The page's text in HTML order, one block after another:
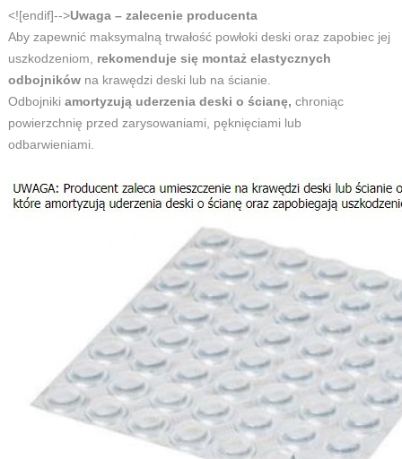
<![endif]-->Uwaga – zalecenie producenta
Aby zapewnić maksymalną trwałość powłoki deski oraz zapobiec jej
uszkodzeniom, rekomenduje się montaż elastycznych
odbojnikówna krawędzi deski lub na ścianie.
Odbojniki amortyzują uderzenia deski o ścianę, chroniąc
powierzchnię przed zarysowaniami, pęknięciami lub
odbarwieniami.